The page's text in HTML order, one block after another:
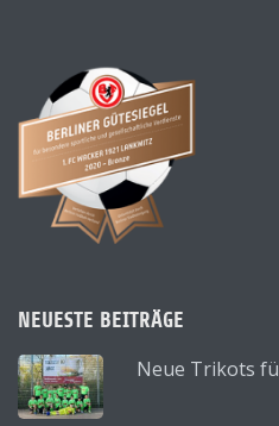
NEUESTE BEITRÄGE
Neue Trikots